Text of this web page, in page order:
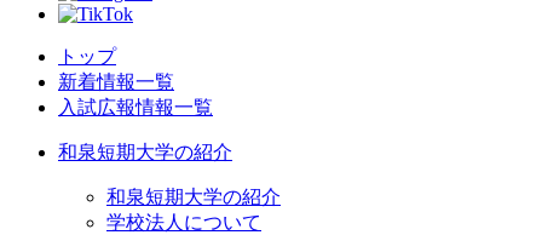
トップ
新着情報一覧
入試広報情報一覧
和泉短期大学の紹介
和泉短期大学の紹介
学校法人について